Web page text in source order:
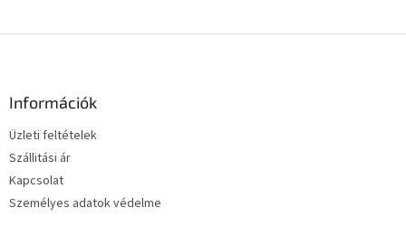
Információk
Üzleti feltételek
Szállitási ár
Kapcsolat
Személyes adatok védelme